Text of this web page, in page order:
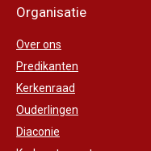
Organisatie
Over ons
Predikanten
Kerkenraad
Ouderlingen
Diaconie